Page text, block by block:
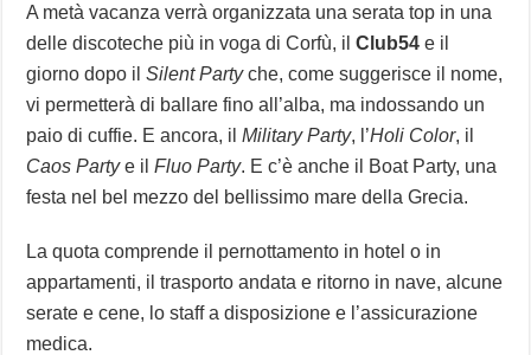
A metà vacanza verrà organizzata una serata top in una
delle discoteche più in voga di Corfù, ilClub54 e il
giorno dopo ilSilent Partyche, come suggerisce il nome,
vi permetterà di ballare fino all’alba, ma indossando un
paio di cuffie. E ancora, ilMilitary Party, l’Holi Color, il
Caos Partye ilFluo Party. E c’è anche il Boat Party, una
festa nel bel mezzo del bellissimo mare della Grecia.
La quota comprende il pernottamento in hotel o in
appartamenti, il trasporto andata e ritorno in nave, alcune
serate e cene, lo staff a disposizione e l’assicurazione
medica.